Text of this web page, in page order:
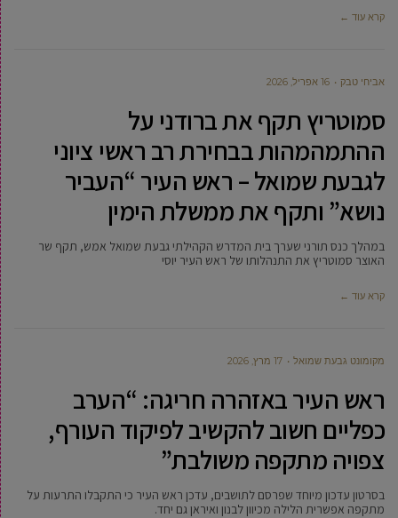
קרא עוד ←
אביחי טבק 16 אפריל, 2026
סמוטריץ תקף את ברודני על
ההתמהמהות בבחירת רב ראשי ציוני
לגבעת שמואל – ראש העיר “העביר
נושא” ותקף את ממשלת הימין
במהלך כנס תורני שערך בית המדרש הקהילתי גבעת שמואל אמש, תקף שר
האוצר סמוטריץ את התנהלותו של ראש העיר יוסי
קרא עוד ←
מקומונט גבעת שמואל 17 מרץ, 2026
ראש העיר באזהרה חריגה: “הערב
כפליים חשוב להקשיב לפיקוד העורף,
צפויה מתקפה משולבת”
בסרטון עדכון מיוחד שפרסם לתושבים, עדכן ראש העיר כי התקבלו התרעות על
מתקפה אפשרית הלילה מכיוון לבנון ואיראן גם יחד.